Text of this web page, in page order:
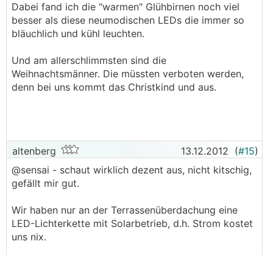
Dabei fand ich die "warmen" Glühbirnen noch viel
besser als diese neumodischen LEDs die immer so
bläuchlich und kühl leuchten.
Und am allerschlimmsten sind die
Weihnachtsmänner. Die müssten verboten werden,
denn bei uns kommt das Christkind und aus.
altenberg 13.12.2012 (#15)
@sensai - schaut wirklich dezent aus, nicht kitschig,
gefällt mir gut.
Wir haben nur an der Terrassenüberdachung eine
LED-Lichterkette mit Solarbetrieb, d.h. Strom kostet
uns nix.